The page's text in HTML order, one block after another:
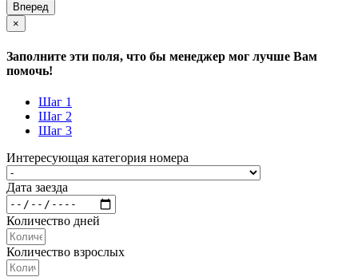
Вперед
×
Заполните эти поля, что бы менеджер мог лучше Вам
помочь!
Шаг 1
Шаг 2
Шаг 3
Интересующая категория номера
Дата заезда
Количество дней
Количество взрослых